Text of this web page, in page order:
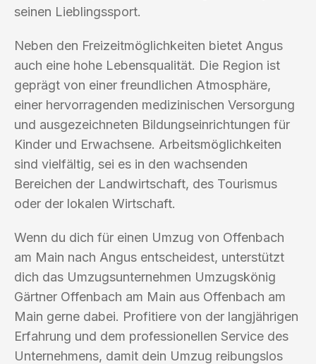
seinen Lieblingssport.
Neben den Freizeitmöglichkeiten bietet Angus
auch eine hohe Lebensqualität. Die Region ist
geprägt von einer freundlichen Atmosphäre,
einer hervorragenden medizinischen Versorgung
und ausgezeichneten Bildungseinrichtungen für
Kinder und Erwachsene. Arbeitsmöglichkeiten
sind vielfältig, sei es in den wachsenden
Bereichen der Landwirtschaft, des Tourismus
oder der lokalen Wirtschaft.
Wenn du dich für einen Umzug von Offenbach
am Main nach Angus entscheidest, unterstützt
dich das Umzugsunternehmen Umzugskönig
Gärtner Offenbach am Main aus Offenbach am
Main gerne dabei. Profitiere von der langjährigen
Erfahrung und dem professionellen Service des
Unternehmens, damit dein Umzug reibungslos